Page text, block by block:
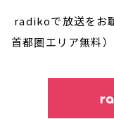
radikoで放送をお
首都圏エリア無料）